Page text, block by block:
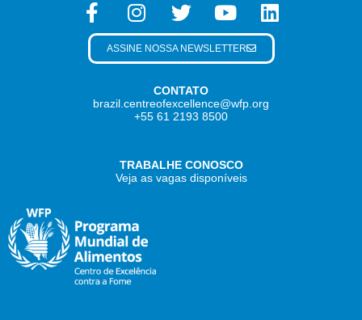
CONTATO
brazil.centreofexcellence@wfp.org
+55 61 2193 8500
TRABALHE CONOSCO
Veja as vagas disponíveis
ASSINE NOSSA NEWSLETTER